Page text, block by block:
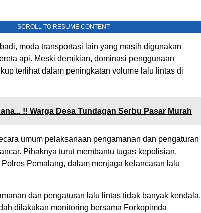
SCROLL TO RESUME CONTENT
moda transportasi lain yang masih digunakan
api. Meski demikian, dominasi penggunaan
terlihat dalam peningkatan volume lalu lintas di
!! Warga Desa Tundagan Serbu Pasar Murah
umum pelaksanaan pengamanan dan pengaturan
Pihaknya turut membantu tugas kepolisian,
Pemalang, dalam menjaga kelancaran lalu
dan pengaturan lalu lintas tidak banyak kendala.
dilakukan monitoring bersama Forkopimda